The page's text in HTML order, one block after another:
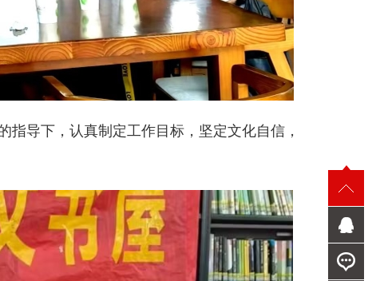
导下，认真制定工作目标，坚定文化自信，